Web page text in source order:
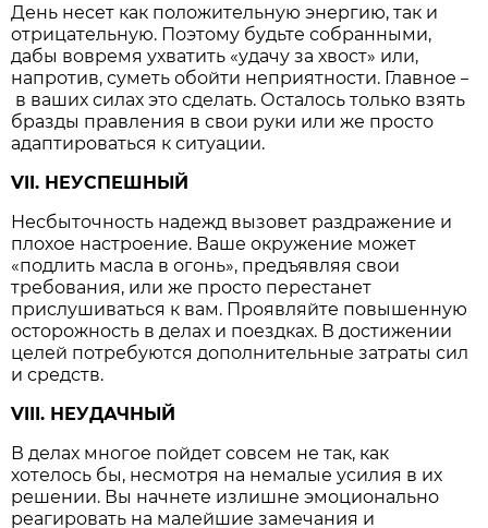
День несет как положительную энергию, так и
отрицательную. Поэтому будьте собранными,
дабы вовремя ухватить «удачу за хвост» или,
напротив, суметь обойти неприятности. Главное–
в ваших силах это сделать. Осталось только взять
бразды правления в свои руки или же просто
адаптироваться к ситуации.
VII. НЕУСПЕШНЫЙ
Несбыточность надежд вызовет раздражение и
плохое настроение. Ваше окружение может
«подлить масла в огонь», предъявляя свои
требования, или же просто перестанет
прислушиваться к вам. Проявляйте повышенную
осторожность в делах и поездках. В достижении
целей потребуются дополнительные затраты сил
и средств.
VIII. НЕУДАЧНЫЙ
В делах многое пойдет совсем не так, как
хотелось бы, несмотря на немалые усилия в их
решении. Вы начнете излишне эмоционально
реагировать на малейшие замечания и